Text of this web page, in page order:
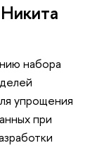
набора
упрощения
при